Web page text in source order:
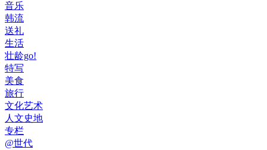
音乐
韩流
送礼
生活
壮龄go!
特写
美食
旅行
文化艺术
人文史地
专栏
@世代